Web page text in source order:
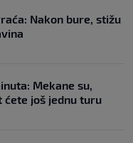
Nakon bure, stižu
Mekane su,
još jednu turu